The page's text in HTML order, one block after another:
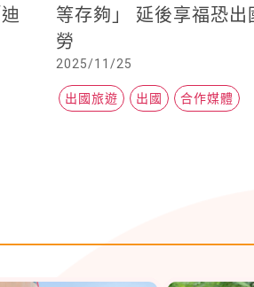
等存夠」 延後享福恐出
勞
2025/11/25
出國旅遊 出國 合作媒體